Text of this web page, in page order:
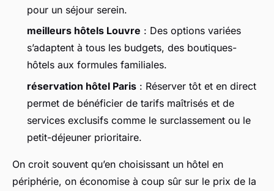
pour un séjour serein.
meilleurs hôtels Louvre : Des options variées
s’adaptent à tous les budgets, des boutiques-
hôtels aux formules familiales.
réservation hôtel Paris : Réserver tôt et en direct
permet de bénéficier de tarifs maîtrisés et de
services exclusifs comme le surclassement ou le
petit-déjeuner prioritaire.
On croit souvent qu’en choisissant un hôtel en
périphérie, on économise à coup sûr sur le prix de la